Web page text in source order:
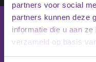
partners voor social
partners kunnen deze
informatie die u aan
verzameld op basis